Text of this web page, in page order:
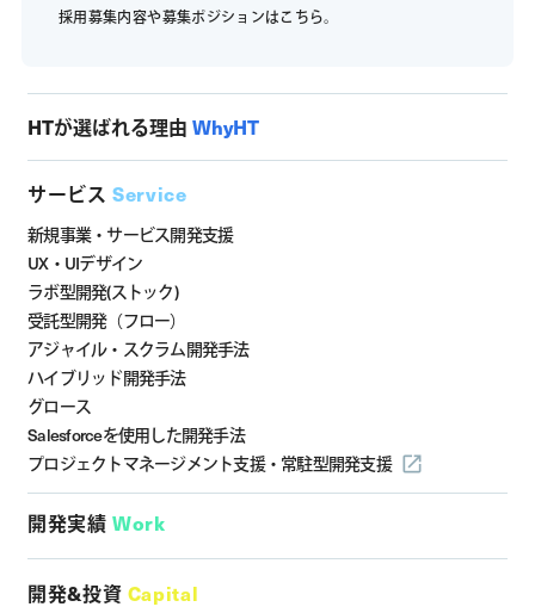
採用募集内容や募集ポジションはこちら。
HTが選ばれる理由 WhyHT
サービス Service
新規事業・サービス開発支援
UX・UIデザイン
ラボ型開発(ストック)
受託型開発（フロー）
アジャイル・スクラム開発手法
ハイブリッド開発手法
グロース
Salesforceを使用した開発手法
プロジェクトマネージメント支援・ 常駐型開発支援
開発実績 Work
開発&投資 Capital